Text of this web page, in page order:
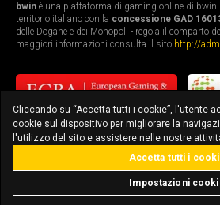
bwin è una piattaforma di gaming online di bwin
territorio italiano con la concessione GAD
delle Dogane e dei Monopoli - regola il comparto
maggiori informazioni consulta il sito http://
bonus fino a 3.010€
Cliccando su “Accetta tutti i cookie”, l'utente
cookie sul dispositivo per migliorare la
l'utilizzo del sito e assistere nelle nostre
Impostazioni
Accetta tutti i